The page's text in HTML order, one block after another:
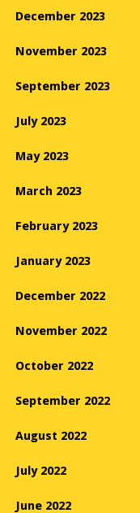
December 2023
November 2023
September 2023
July 2023
May 2023
March 2023
February 2023
January 2023
December 2022
November 2022
October 2022
September 2022
August 2022
July 2022
June 2022